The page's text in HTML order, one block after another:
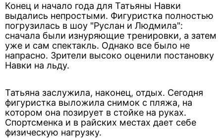
Конец и начало года для Татьяны Навки
выдались непростыми. Фигуристка полностью
погрузилась в шоу "Руслан и Людмила":
сначала были изнуряющие тренировки, а затем
уже и сам спектакль. Однако все было не
напрасно. Зрители высоко оценили постановку
Навки на льду.
Татьяна заслужила, наконец, отдых. Сегодня
фигуристка выложила снимок с пляжа, на
котором она позирует в стойке на руках.
Спортсменка и в райских местах дает себе
физическую нагрузку.